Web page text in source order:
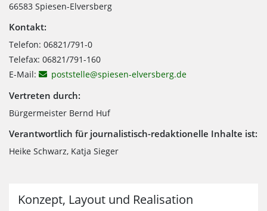
66583 Spiesen-Elversberg
Kontakt:
Telefon: 06821/791-0
Telefax: 06821/791-160
E-Mail:
poststelle@spiesen-elversberg.de
Vertreten durch:
Bürgermeister Bernd Huf
Verantwortlich für journalistisch-redaktionelle Inhalte ist:
Heike Schwarz, Katja Sieger
Konzept, Layout und Realisation